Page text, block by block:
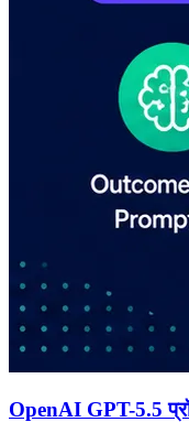
OpenAI GPT-5.5